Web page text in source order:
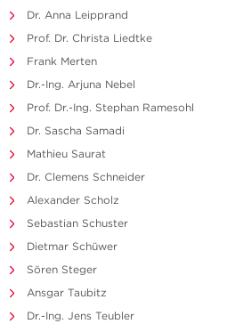
Dr. Anna Leipprand
Prof. Dr. Christa Liedtke
Frank Merten
Dr.-Ing. Arjuna Nebel
Prof. Dr.-Ing. Stephan Ramesohl
Dr. Sascha Samadi
Mathieu Saurat
Dr. Clemens Schneider
Alexander Scholz
Sebastian Schuster
Dietmar Schüwer
Sören Steger
Ansgar Taubitz
Dr.-Ing. Jens Teubler